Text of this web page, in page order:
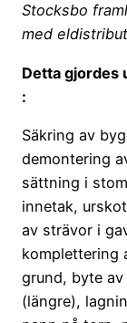
Stocksbo
med
Detta gjordes
:
Säkring av
demontering
sättning i
innetak,
av strävor i
komplettering
grund, byte
(längre),